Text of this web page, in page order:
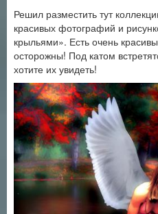
Решил разместить тут
красивых фотографий и
крыльями». Есть очень
осторожны! Под катом
хотите их увидеть!